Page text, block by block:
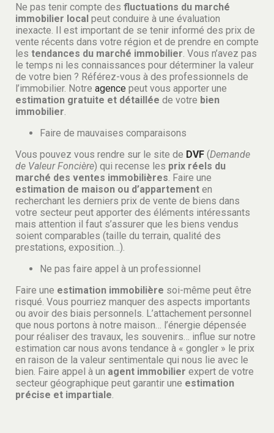
Ne pas tenir compte des fluctuations du marché
immobilier local peut conduire à une évaluation
inexacte. Il est important de se tenir informé des prix de
vente récents dans votre région et de prendre en compte
les tendances du marché immobilier. Vous n’avez pas
le temps ni les connaissances pour déterminer la valeur
de votre bien ? Référez-vous à des professionnels de
l’immobilier. Notre agence peut vous apporter une
estimation gratuite et détaillée de votre bien
immobilier.
Faire de mauvaises comparaisons
Vous pouvez vous rendre sur le site de DVF (Demande
de Valeur Foncière) qui recense les prix réels du
marché des ventes immobilières. Faire une
estimation de maison ou d’appartement en
recherchant les derniers prix de vente de biens dans
votre secteur peut apporter des éléments intéressants
mais attention il faut s’assurer que les biens vendus
soient comparables (taille du terrain, qualité des
prestations, exposition…).
Ne pas faire appel à un professionnel
Faire une estimation immobilière soi-même peut être
risqué. Vous pourriez manquer des aspects importants
ou avoir des biais personnels. L’attachement personnel
que nous portons à notre maison… l’énergie dépensée
pour réaliser des travaux, les souvenirs… influe sur notre
estimation car nous avons tendance à « gongler » le prix
en raison de la valeur sentimentale qui nous lie avec le
bien. Faire appel à un agent immobilier expert de votre
secteur géographique peut garantir une estimation
précise et impartiale.